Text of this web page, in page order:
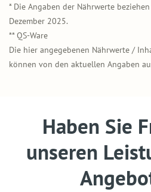
* Die Angaben der Nährwerte
Dezember 2025.
** QS-Ware
Die hier angegebenen Nährwerte /
können von den aktuellen Angaben
Haben Sie
unseren